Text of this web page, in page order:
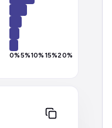
0%5%10%15%20%